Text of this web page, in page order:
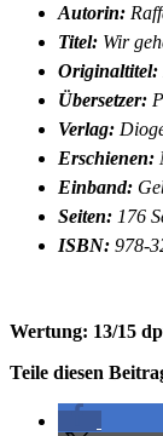
Autorin:
Titel: Wir
Originaltitel:
Übersetzer:
Verlag:
Erschienen:
Einband:
Seiten: 176
ISBN: 978-
Wertung: 13/15
Teile diesen